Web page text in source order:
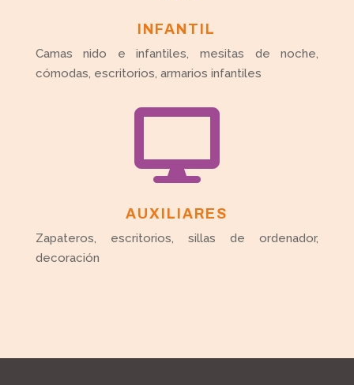
INFANTIL
Camas nido e infantiles, mesitas de noche,
cómodas, escritorios, armarios infantiles

AUXILIARES
Zapateros, escritorios, sillas de ordenador,
decoración